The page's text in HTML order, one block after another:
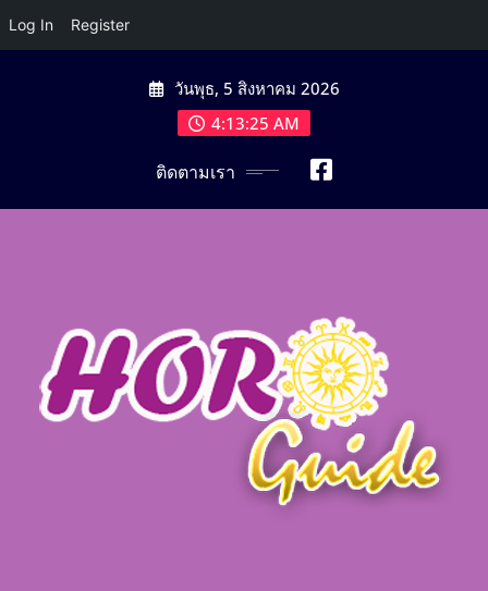
Log In Register
วันพุธ, 5 สิงหาคม 2026
4:13:27 AM
ติดตามเรา